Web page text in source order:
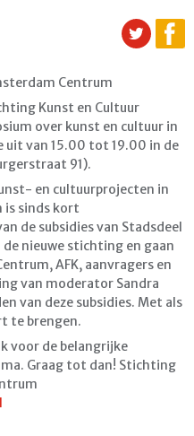
Centrum
Kunst en Cultuur
over kunst en cultuur in
uit van 15.00 tot 19.00 in de
91).
en cultuurprojecten in
is sinds kort
de subsidies van Stadsdeel
nieuwe stichting en gaan
AFK, aanvragers en
van moderator Sandra
van deze subsidies. Met als
te brengen.
voor de belangrijke
Graag tot dan! Stichting